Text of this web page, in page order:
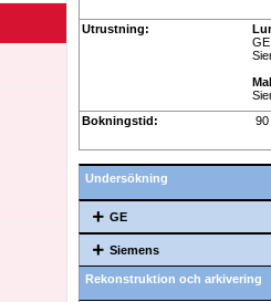
Utrustning:
Bokningstid:
90
Undersökning
GE
Siemens
Rekonstruktion och arkivering